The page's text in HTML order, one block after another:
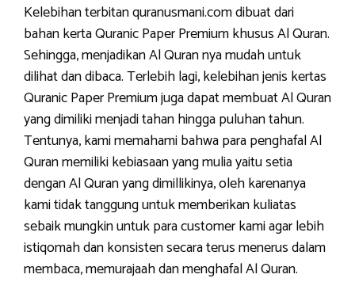
Kelebihan terbitan quranusmani.com dibuat dari
bahan kerta Quranic Paper Premium khusus Al Quran.
Sehingga, menjadikan Al Quran nya mudah untuk
dilihat dan dibaca. Terlebih lagi, kelebihan jenis kertas
Quranic Paper Premium juga dapat membuat Al Quran
yang dimiliki menjadi tahan hingga puluhan tahun.
Tentunya, kami memahami bahwa para penghafal Al
Quran memiliki kebiasaan yang mulia yaitu setia
dengan Al Quran yang dimillikinya, oleh karenanya
kami tidak tanggung untuk memberikan kuliatas
sebaik mungkin untuk para customer kami agar lebih
istiqomah dan konsisten secara terus menerus dalam
membaca, memurajaah dan menghafal Al Quran.